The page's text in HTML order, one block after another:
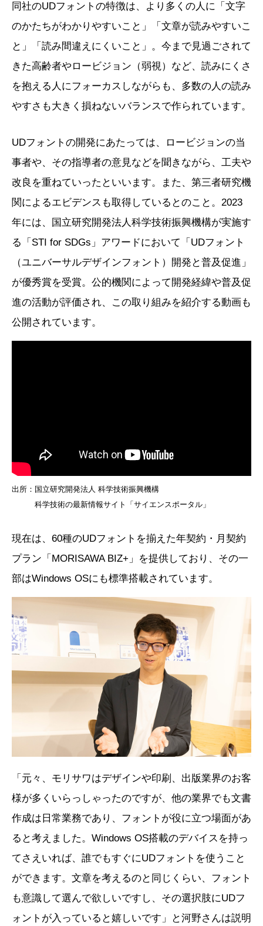
同社のUDフォントの特徴は、より多くの人に「文字
のかたちがわかりやすいこと」「文章が読みやすいこ
と」「読み間違えにくいこと」。今まで見過ごされて
きた高齢者やロービジョン（弱視）など、読みにくさ
を抱える人にフォーカスしながらも、多数の人の読み
やすさも大きく損ねないバランスで作られています。
UDフォントの開発にあたっては、ロービジョンの当
事者や、その指導者の意見などを聞きながら、工夫や
改良を重ねていったといいます。また、第三者研究機
関によるエビデンスも取得しているとのこと。2023
年には、国立研究開発法人科学技術振興機構が実施す
る「STI for SDGs」アワードにおいて「UDフォント
（ユニバーサルデザインフォント）開発と普及促進」
が優秀賞を受賞。公的機関によって開発経緯や普及促
進の活動が評価され、この取り組みを紹介する動画も
公開されています。
出所：国立研究開発法人 科学技術振興機構
科学技術の最新情報サイト「サイエンスポータル」
現在は、60種のUDフォントを揃えた年契約・月契約
プラン「MORISAWA BIZ+」を提供しており、その一
部はWindows OSにも標準搭載されています。
「元々、モリサワはデザインや印刷、出版業界のお客
様が多くいらっしゃったのですが、他の業界でも文書
作成は日常業務であり、フォントが役に立つ場面があ
ると考えました。Windows OS搭載のデバイスを持っ
てさえいれば、誰でもすぐにUDフォントを使うこと
ができます。文章を考えるのと同じくらい、フォント
も意識して選んで欲しいですし、その選択肢にUDフ
ォントが入っていると嬉しいです」と河野さんは説明